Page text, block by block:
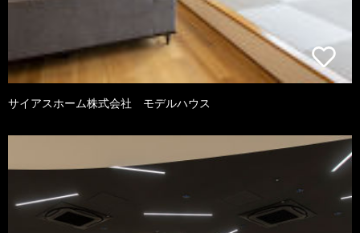
サイアスホーム株式会社 モデルハウス